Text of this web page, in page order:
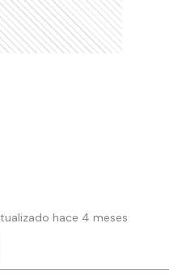
hace 4 meses